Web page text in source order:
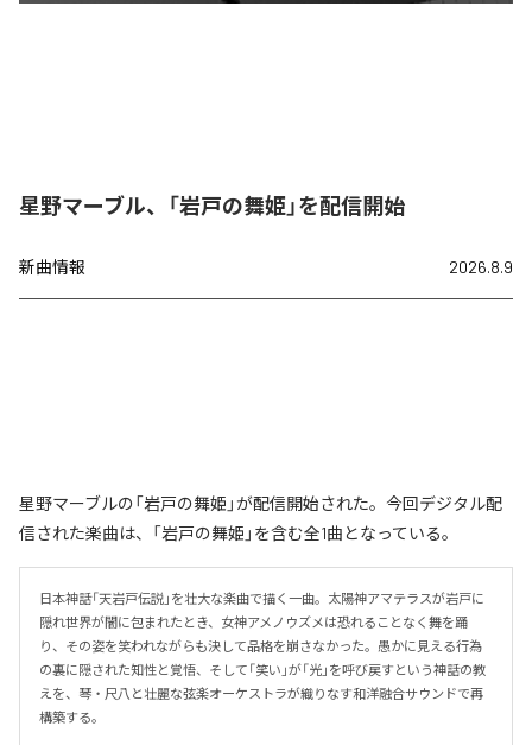
星野マーブル、「岩戸の舞姫」を配信開始
新曲情報 2026.8.9
星野マーブルの「岩戸の舞姫」が配信開始された。今回デジタル配
信された楽曲は、「岩戸の舞姫」を含む全1曲となっている。
日本神話「天岩戸伝説」を壮大な楽曲で描く一曲。太陽神アマテラスが岩戸に
隠れ世界が闇に包まれたとき、女神アメノウズメは恐れることなく舞を踊
り、その姿を笑われながらも決して品格を崩さなかった。愚かに見える行為
の裏に隠された知性と覚悟、そして「笑い」が「光」を呼び戻すという神話の教
えを、琴・尺八と壮麗な弦楽オーケストラが織りなす和洋融合サウンドで再
構築する。